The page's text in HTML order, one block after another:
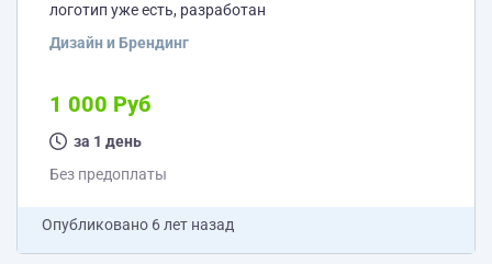
логотип уже есть, разработан
Дизайн и Брендинг
1 000 Руб
за 1 день
Без предоплаты
Опубликовано 6 лет назад